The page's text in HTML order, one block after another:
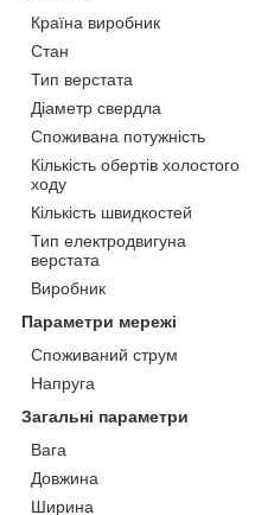
Країна виробник
Стан
Тип верстата
Діаметр свердла
Споживана потужність
Кількість обертів холостого
ходу
Кількість швидкостей
Тип електродвигуна
верстата
Виробник
Параметри мережі
Споживаний струм
Напруга
Загальні параметри
Вага
Довжина
Ширина